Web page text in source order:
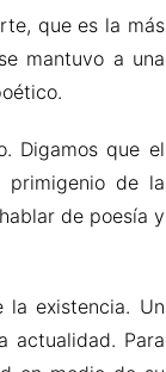
que es la más
mantuvo a una
Digamos que el
de la
de poesía y
la existencia. Un
actualidad. Para